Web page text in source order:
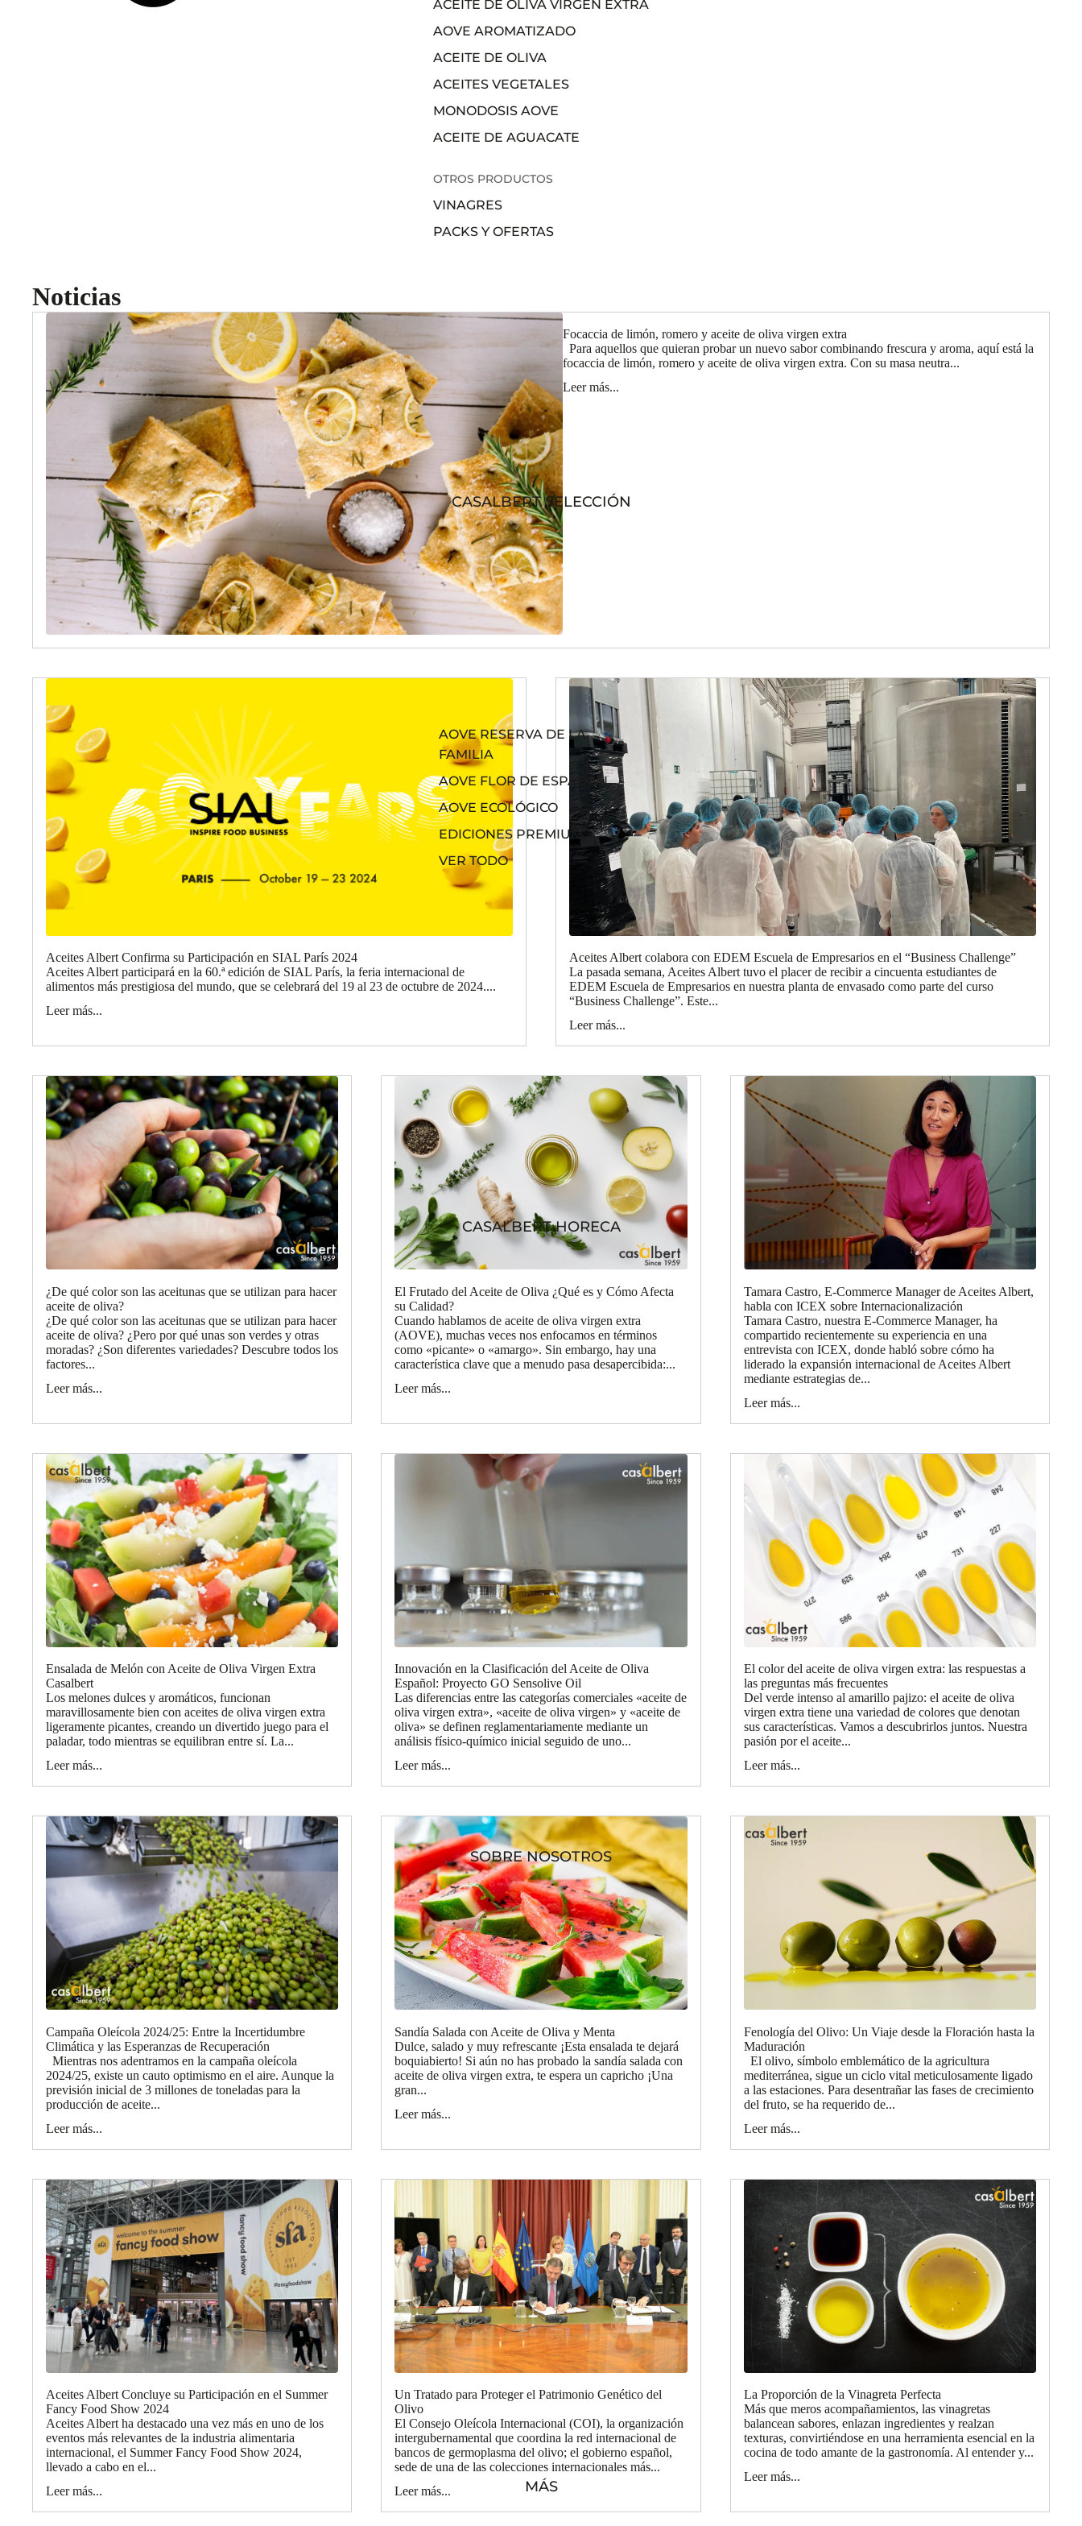
ACEITE DE OLIVA VIRGEN EXTRA
AOVE AROMATIZADO
ACEITE DE OLIVA
ACEITES VEGETALES
MONODOSIS AOVE
ACEITE DE AGUACATE
OTROS PRODUCTOS
VINAGRES
PACKS Y OFERTAS
CASALBERT SELECCIÓN
AOVE RESERVA DE LA
FAMILIA
AOVE FLOR DE ESPADÁN
AOVE ECOLÓGICO
EDICIONES PREMIUM
VER TODO
CASALBERT HORECA
SOBRE NOSOTROS
MÁS
Noticias
Focaccia de limón, romero y aceite de oliva virgen extra
Para aquellos que quieran probar un nuevo sabor combinando frescura y aroma, aquí está la
focaccia de limón, romero y aceite de oliva virgen extra. Con su masa neutra...
Leer más...
Aceites Albert Confirma su Participación en SIAL París 2024
Aceites Albert participará en la 60.ª edición de SIAL París, la feria internacional de
alimentos más prestigiosa del mundo, que se celebrará del 19 al 23 de octubre de 2024....
Leer más...
Aceites Albert colabora con EDEM Escuela de Empresarios en el “Business Challenge”
La pasada semana, Aceites Albert tuvo el placer de recibir a cincuenta estudiantes de
EDEM Escuela de Empresarios en nuestra planta de envasado como parte del curso
“Business Challenge”. Este...
Leer más...
¿De qué color son las aceitunas que se utilizan para hacer
aceite de oliva?
¿De qué color son las aceitunas que se utilizan para hacer
aceite de oliva? ¿Pero por qué unas son verdes y otras
moradas? ¿Son diferentes variedades? Descubre todos los
factores...
Leer más...
El Frutado del Aceite de Oliva ¿Qué es y Cómo Afecta
su Calidad?
Cuando hablamos de aceite de oliva virgen extra
(AOVE), muchas veces nos enfocamos en términos
como «picante» o «amargo». Sin embargo, hay una
característica clave que a menudo pasa desapercibida:...
Leer más...
Tamara Castro, E-Commerce Manager de Aceites Albert,
habla con ICEX sobre Internacionalización
Tamara Castro, nuestra E-Commerce Manager, ha
compartido recientemente su experiencia en una
entrevista con ICEX, donde habló sobre cómo ha
liderado la expansión internacional de Aceites Albert
mediante estrategias de...
Leer más...
Ensalada de Melón con Aceite de Oliva Virgen Extra
Casalbert
Los melones dulces y aromáticos, funcionan
maravillosamente bien con aceites de oliva virgen extra
ligeramente picantes, creando un divertido juego para el
paladar, todo mientras se equilibran entre sí. La...
Leer más...
Innovación en la Clasificación del Aceite de Oliva
Español: Proyecto GO Sensolive Oil
Las diferencias entre las categorías comerciales «aceite de
oliva virgen extra», «aceite de oliva virgen» y «aceite de
oliva» se definen reglamentariamente mediante un
análisis físico-químico inicial seguido de uno...
Leer más...
El color del aceite de oliva virgen extra: las respuestas a
las preguntas más frecuentes
Del verde intenso al amarillo pajizo: el aceite de oliva
virgen extra tiene una variedad de colores que denotan
sus características. Vamos a descubrirlos juntos. Nuestra
pasión por el aceite...
Leer más...
Campaña Oleícola 2024/25: Entre la Incertidumbre
Climática y las Esperanzas de Recuperación
Mientras nos adentramos en la campaña oleícola
2024/25, existe un cauto optimismo en el aire. Aunque la
previsión inicial de 3 millones de toneladas para la
producción de aceite...
Leer más...
Sandía Salada con Aceite de Oliva y Menta
Dulce, salado y muy refrescante ¡Esta ensalada te dejará
boquiabierto! Si aún no has probado la sandía salada con
aceite de oliva virgen extra, te espera un capricho ¡Una
gran...
Leer más...
Fenología del Olivo: Un Viaje desde la Floración hasta la
Maduración
El olivo, símbolo emblemático de la agricultura
mediterránea, sigue un ciclo vital meticulosamente ligado
a las estaciones. Para desentrañar las fases de crecimiento
del fruto, se ha requerido de...
Leer más...
Aceites Albert Concluye su Participación en el Summer
Fancy Food Show 2024
Aceites Albert ha destacado una vez más en uno de los
eventos más relevantes de la industria alimentaria
internacional, el Summer Fancy Food Show 2024,
llevado a cabo en el...
Leer más...
Un Tratado para Proteger el Patrimonio Genético del
Olivo
El Consejo Oleícola Internacional (COI), la organización
intergubernamental que coordina la red internacional de
bancos de germoplasma del olivo; el gobierno español,
sede de una de las colecciones internacionales más...
Leer más...
La Proporción de la Vinagreta Perfecta
Más que meros acompañamientos, las vinagretas
balancean sabores, enlazan ingredientes y realzan
texturas, convirtiéndose en una herramienta esencial en la
cocina de todo amante de la gastronomía. Al entender y...
Leer más...